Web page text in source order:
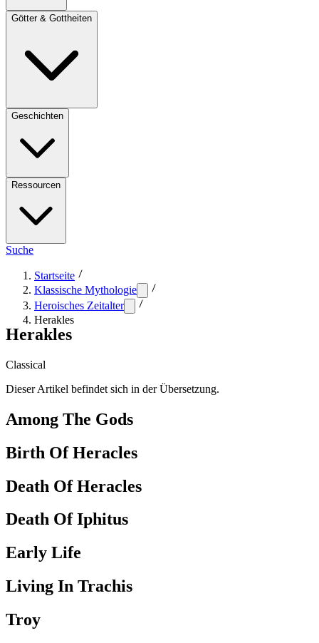
Götter & Gottheiten
Geschichten
Ressourcen
Suche
Startseite
Klassische Mythologie
Heroisches Zeitalter
Herakles
Herakles
Classical
Dieser Artikel befindet sich in der Übersetzung.
Among The Gods
Birth Of Heracles
Death Of Heracles
Death Of Iphitus
Early Life
Living In Trachis
Troy